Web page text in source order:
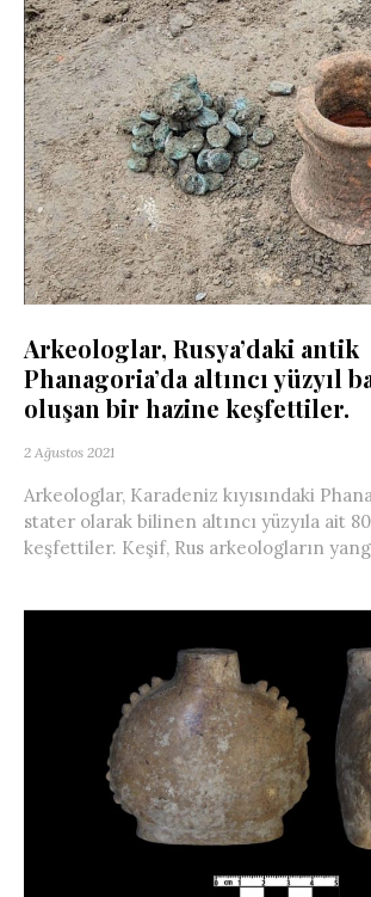
Arkeologlar, Rusya’daki antik
Phanagoria’da altıncı yüzyıl
oluşan bir hazine keşfettiler.
2 Ağustos 2021
Arkeologlar, Karadeniz kıyısındaki
stater olarak bilinen altıncı yüzyıla ait
keşfettiler. Keşif, Rus arkeologların